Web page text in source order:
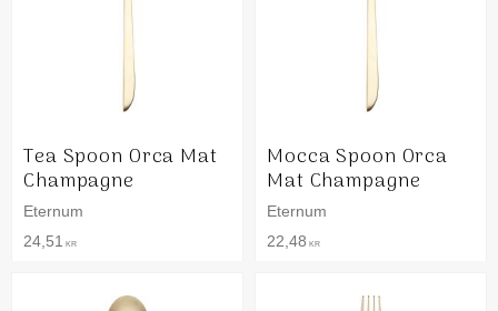
Tea Spoon Orca Mat
Champagne
Eternum
24,51
KR
Mocca Spoon Orca
Mat Champagne
Eternum
22,48 KR